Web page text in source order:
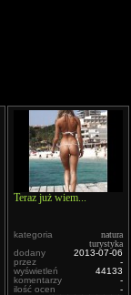
Teraz już wiem...
kategoria
natura
turystyka
dodany
2013-07-06
przez
-
wyświetleń
44133
komentarzy
-
ilość ocen
-